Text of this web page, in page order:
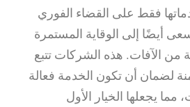
فقط على القضاء الفوري
أيضًا إلى الوقاية المستمرة
من الآفات. هذه الشركات تتبع
لضمان أن تكون الخدمة فعالة
يجعلها الخيار الأول